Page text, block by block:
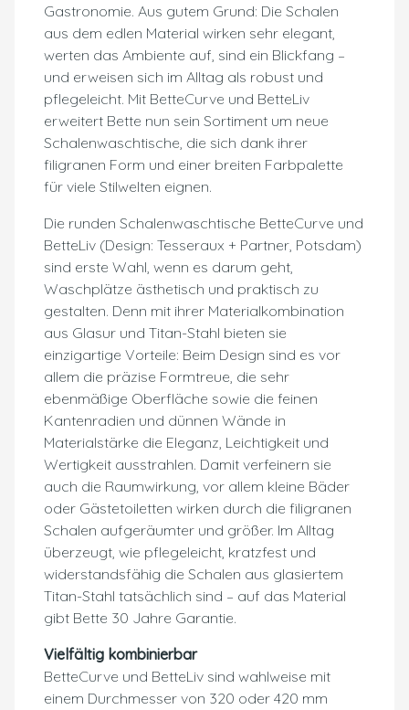
Gastronomie. Aus gutem Grund: Die Schalen
aus dem edlen Material wirken sehr elegant,
werten das Ambiente auf, sind ein Blickfang –
und erweisen sich im Alltag als robust und
pflegeleicht. Mit BetteCurve und BetteLiv
erweitert Bette nun sein Sortiment um neue
Schalenwaschtische, die sich dank ihrer
filigranen Form und einer breiten Farbpalette
für viele Stilwelten eignen.
Die runden Schalenwaschtische BetteCurve und
BetteLiv (Design: Tesseraux + Partner, Potsdam)
sind erste Wahl, wenn es darum geht,
Waschplätze ästhetisch und praktisch zu
gestalten. Denn mit ihrer Materialkombination
aus Glasur und Titan-Stahl bieten sie
einzigartige Vorteile: Beim Design sind es vor
allem die präzise Formtreue, die sehr
ebenmäßige Oberfläche sowie die feinen
Kantenradien und dünnen Wände in
Materialstärke die Eleganz, Leichtigkeit und
Wertigkeit ausstrahlen. Damit verfeinern sie
auch die Raumwirkung, vor allem kleine Bäder
oder Gästetoiletten wirken durch die filigranen
Schalen aufgeräumter und größer. Im Alltag
überzeugt, wie pflegeleicht, kratzfest und
widerstandsfähig die Schalen aus glasiertem
Titan-Stahl tatsächlich sind – auf das Material
gibt Bette 30 Jahre Garantie.
Vielfältig kombinierbar
BetteCurve und BetteLiv sind wahlweise mit
einem Durchmesser von 320 oder 420 mm